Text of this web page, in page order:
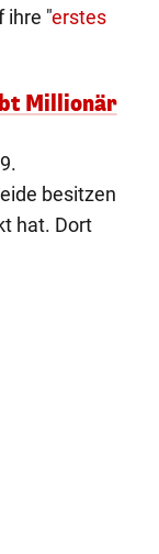
ihre "erstes
Millionär
besitzen
hat. Dort